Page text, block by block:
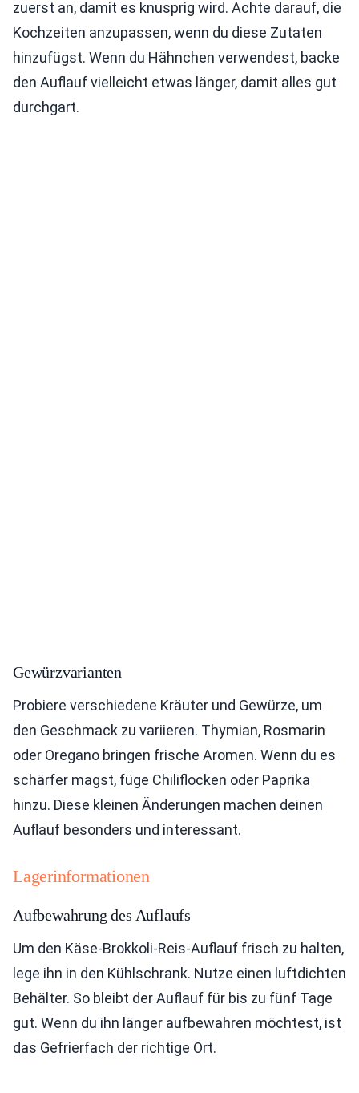
zuerst an, damit es knusprig wird. Achte darauf, die
Kochzeiten anzupassen, wenn du diese Zutaten
hinzufügst. Wenn du Hähnchen verwendest, backe
den Auflauf vielleicht etwas länger, damit alles gut
durchgart.
Gewürzvarianten
Probiere verschiedene Kräuter und Gewürze, um
den Geschmack zu variieren. Thymian, Rosmarin
oder Oregano bringen frische Aromen. Wenn du es
schärfer magst, füge Chiliflocken oder Paprika
hinzu. Diese kleinen Änderungen machen deinen
Auflauf besonders und interessant.
Lagerinformationen
Aufbewahrung des Auflaufs
Um den Käse-Brokkoli-Reis-Auflauf frisch zu halten,
lege ihn in den Kühlschrank. Nutze einen luftdichten
Behälter. So bleibt der Auflauf für bis zu fünf Tage
gut. Wenn du ihn länger aufbewahren möchtest, ist
das Gefrierfach der richtige Ort.